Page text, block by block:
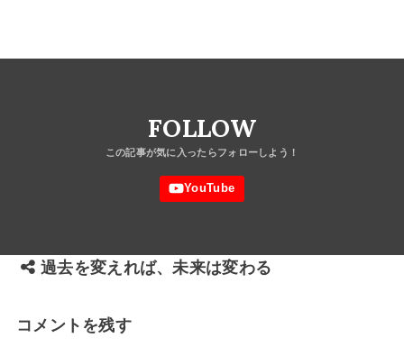
FOLLOW
過去を変えれば、未来は変わる
コメントを残す